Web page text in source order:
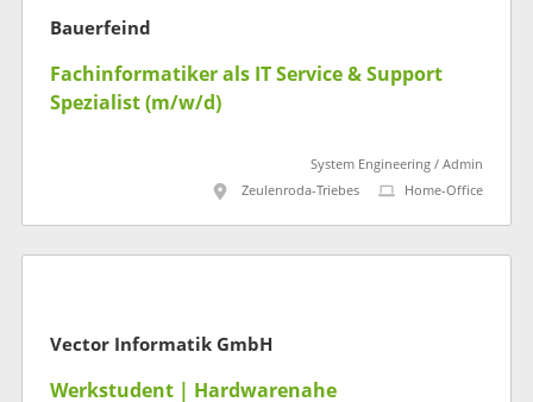
Bauerfeind
Fachinformatiker als IT Service & Support
Spezialist (m/w/d)
System Engineering / Admin
Zeulenroda-Triebes
Home-Office
Vector Informatik GmbH
Werkstudent | Hardwarenahe